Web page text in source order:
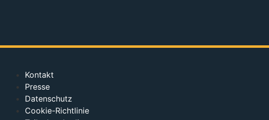
Kontakt
Presse
Datenschutz
Cookie-Richtlinie